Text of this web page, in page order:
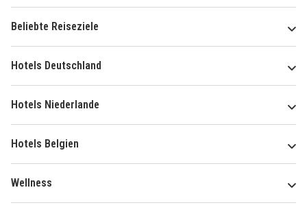
Beliebte Reiseziele
Hotels Deutschland
Hotels Niederlande
Hotels Belgien
Wellness